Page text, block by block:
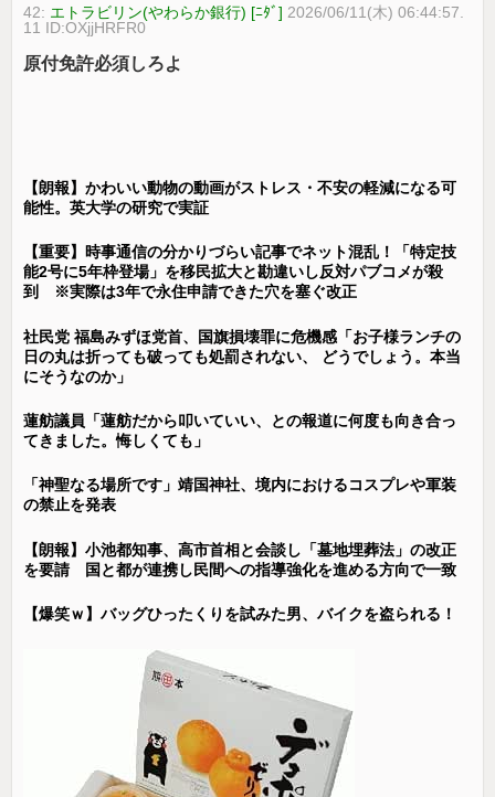
42: エトラビリン(やわらか銀行) [ﾆﾀﾞ] 2026/06/11(木) 06:44:57.
11 ID:OXjjHRFR0
原付免許必須しろよ
【朗報】かわいい動物の動画がストレス・不安の軽減になる可
能性。英大学の研究で実証
【重要】時事通信の分かりづらい記事でネット混乱！「特定技
能2号に5年枠登場」を移民拡大と勘違いし反対パブコメが殺
到 ※実際は3年で永住申請できた穴を塞ぐ改正
社民党 福島みずほ党首、国旗損壊罪に危機感「お子様ランチの
日の丸は折っても破っても処罰されない、 どうでしょう。本当
にそうなのか」
蓮舫議員「蓮舫だから叩いていい、との報道に何度も向き合っ
てきました。悔しくても」
「神聖なる場所です」靖国神社、境内におけるコスプレや軍装
の禁止を発表
【朗報】小池都知事、高市首相と会談し「墓地埋葬法」の改正
を要請 国と都が連携し民間への指導強化を進める方向で一致
【爆笑ｗ】バッグひったくりを試みた男、バイクを盗られる！